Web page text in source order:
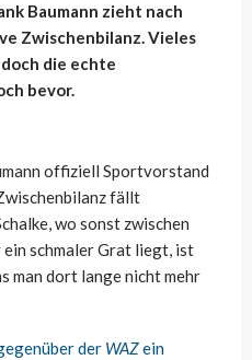
Baumann zieht nach
Zwischenbilanz. Vieles
die echte
bevor.
offiziell Sportvorstand
fällt
wo sonst zwischen
ein schmaler Grat liegt, ist
man dort lange nicht mehr
der WAZein